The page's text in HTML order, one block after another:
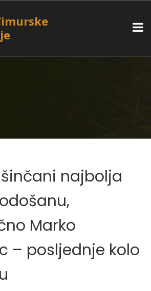
najbolja
Marko
– posljednje kolo